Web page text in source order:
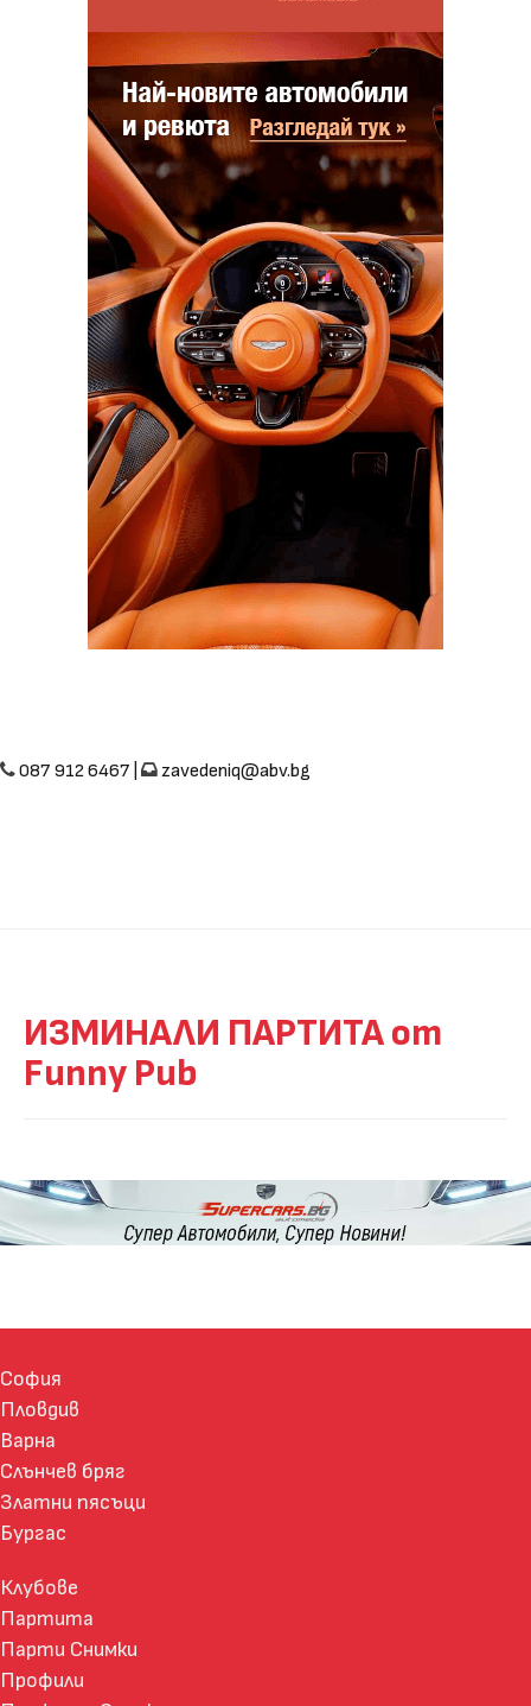
087 912 6467 | zavedeniq@abv.bg
ИЗМИНАЛИ ПАРТИТА от
Funny Pub
София
Пловдив
Варна
Слънчев бряг
Златни пясъци
Бургас
Клубове
Партита
Парти Снимки
Профили